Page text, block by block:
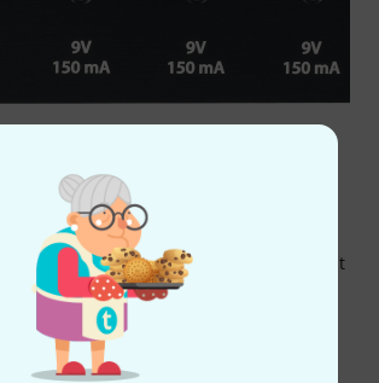
auf oder unter dem
Maße und das leichte Gewicht lässt
ISO Power Block V10 unauffällig an der
gängigen Pedalboards anbringen und
für die verwendeten Effekte auf der
Flat-Power-Cable dürften für